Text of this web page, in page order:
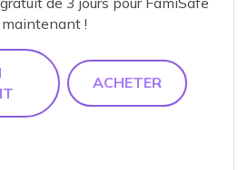
maintenant !
ACHETER